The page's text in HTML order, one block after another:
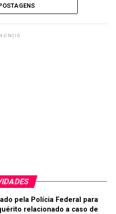
pela Polícia Federal para
relacionado a caso de